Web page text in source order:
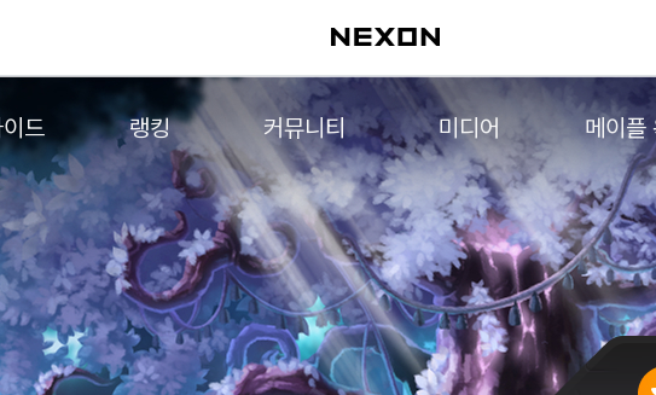
드
정보
소개
아이템
NOW
정보
랭킹
월드 랭킹
컨텐츠 랭킹
커뮤니티
자유게시판
메이플 아트
메이플 코디
메이플스토리 파트너스
AI Style Finder
미니게임
커뮤니티 아카이브
미디어
영상
음악
아트웍
웹툰
메이플
메이플